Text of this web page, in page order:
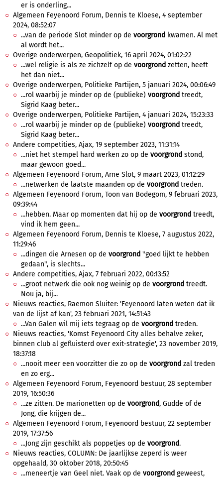
er is onderling...
Algemeen Feyenoord Forum, Dennis te Kloese, 4 september
2024, 08:52:07
...van de periode Slot minder op de voorgrond kwamen. Al met
al wordt het...
Overige onderwerpen, Geopolitiek, 16 april 2024, 01:02:22
...wel religie is als ze zichzelf op de voorgrond zetten, heeft
het dan niet...
Overige onderwerpen, Politieke Partijen, 5 januari 2024, 00:06:49
...rol waarbij je minder op de (publieke) voorgrond treedt,
Sigrid Kaag beter...
Overige onderwerpen, Politieke Partijen, 4 januari 2024, 15:23:33
...rol waarbij je minder op de (publieke) voorgrond treedt,
Sigrid Kaag beter...
Andere competities, Ajax, 19 september 2023, 11:31:14
...niet het stempel hard werken zo op de voorgrond stond,
maar gewoon goed...
Algemeen Feyenoord Forum, Arne Slot, 9 maart 2023, 01:12:29
...netwerken de laatste maanden op de voorgrond treden.
Algemeen Feyenoord Forum, Toon van Bodegom, 9 februari 2023,
09:39:44
...hebben. Maar op momenten dat hij op de voorgrond treedt,
vind ik hem geen...
Algemeen Feyenoord Forum, Dennis te Kloese, 7 augustus 2022,
11:29:46
...dingen die Arnesen op de voorgrond "goed lijkt te hebben
gedaan", is slechts...
Andere competities, Ajax, 7 februari 2022, 00:13:52
...groot netwerk die ook nog weinig op de voorgrond treedt.
Nou ja, bij...
Nieuws reacties, Raemon Sluiter: 'Feyenoord laten weten dat ik
van de lijst af kan', 23 februari 2021, 14:51:43
...Van Galen wil mij iets tegraag op de voorgrond treden.
Nieuws reacties, 'Komst Feyenoord City alles behalve zeker,
binnen club al gefluisterd over exit-strategie', 23 november 2019,
18:37:18
...nooit meer een voorzitter die zo op de voorgrond zal treden
en zo erg...
Algemeen Feyenoord Forum, Feyenoord bestuur, 28 september
2019, 16:50:36
...ze zitten. De marionetten op de voorgrond, Gudde of de
Jong, die krijgen de...
Algemeen Feyenoord Forum, Feyenoord bestuur, 22 september
2019, 17:37:56
...Jong zijn geschikt als poppetjes op de voorgrond.
Nieuws reacties, COLUMN: De jaarlijkse zeperd is weer
opgehaald, 30 oktober 2018, 20:50:45
...meneertje van Geel niet. Vaak op de voorgrond geweest,